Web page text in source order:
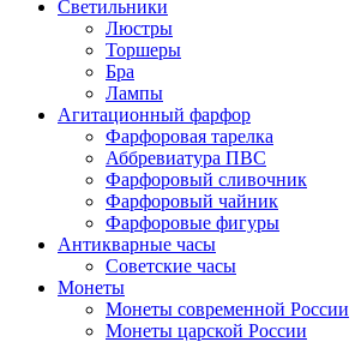
Светильники
Люстры
Торшеры
Бра
Лампы
Агитационный фарфор
Фарфоровая тарелка
Аббревиатура ПВС
Фарфоровый сливочник
Фарфоровый чайник
Фарфоровые фигуры
Антикварные часы
Советские часы
Монеты
Монеты современной России
Монеты царской России